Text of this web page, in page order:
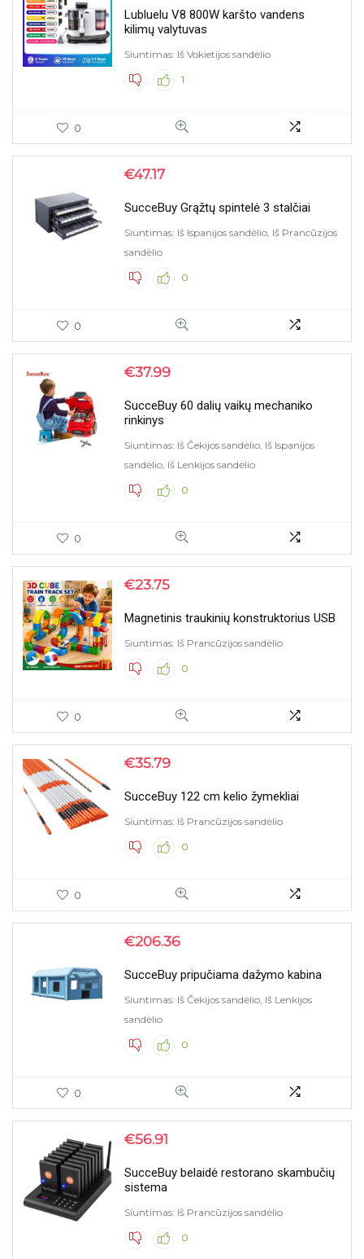
Lubluelu V8 800W karšto vandens
kilimų valytuvas
Siuntimas: Iš Vokietijos sandėlio
1
0
€47.17
SucceBuy Grąžtų spintelė 3 stalčiai
Siuntimas: Iš Ispanijos sandėlio, Iš Prancūzijos
sandėlio
0
0
€37.99
SucceBuy 60 dalių vaikų mechaniko
rinkinys
Siuntimas: Iš Čekijos sandėlio, Iš Ispanijos
sandėlio, Iš Lenkijos sandėlio
0
0
€23.75
Magnetinis traukinių konstruktorius USB
Siuntimas: Iš Prancūzijos sandėlio
0
0
€35.79
SucceBuy 122 cm kelio žymekliai
Siuntimas: Iš Prancūzijos sandėlio
0
0
€206.36
SucceBuy pripučiama dažymo kabina
Siuntimas: Iš Čekijos sandėlio, Iš Lenkijos
sandėlio
0
0
€56.91
SucceBuy belaidė restorano skambučių
sistema
Siuntimas: Iš Prancūzijos sandėlio
0